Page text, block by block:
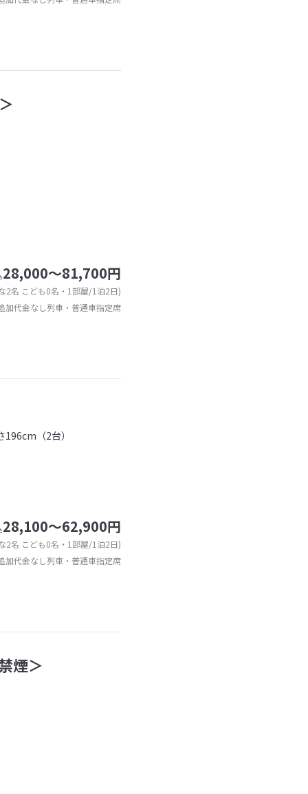
28,000～81,700円
2名 こども0名・1部屋/1泊2日)
加代金なし列車・普通車指定席
（2台）
28,100～62,900円
2名 こども0名・1部屋/1泊2日)
加代金なし列車・普通車指定席
煙＞